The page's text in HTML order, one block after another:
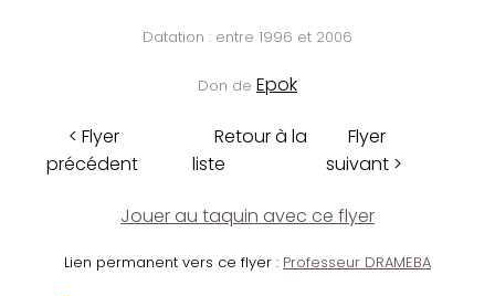
Datation : entre 1996 et 2006
Don de Epok
< Flyer
précédent
Retour à la
liste
Flyer
suivant >
Jouer au taquin avec ce flyer
Lien permanent vers ce flyer : Professeur DRAMEBA